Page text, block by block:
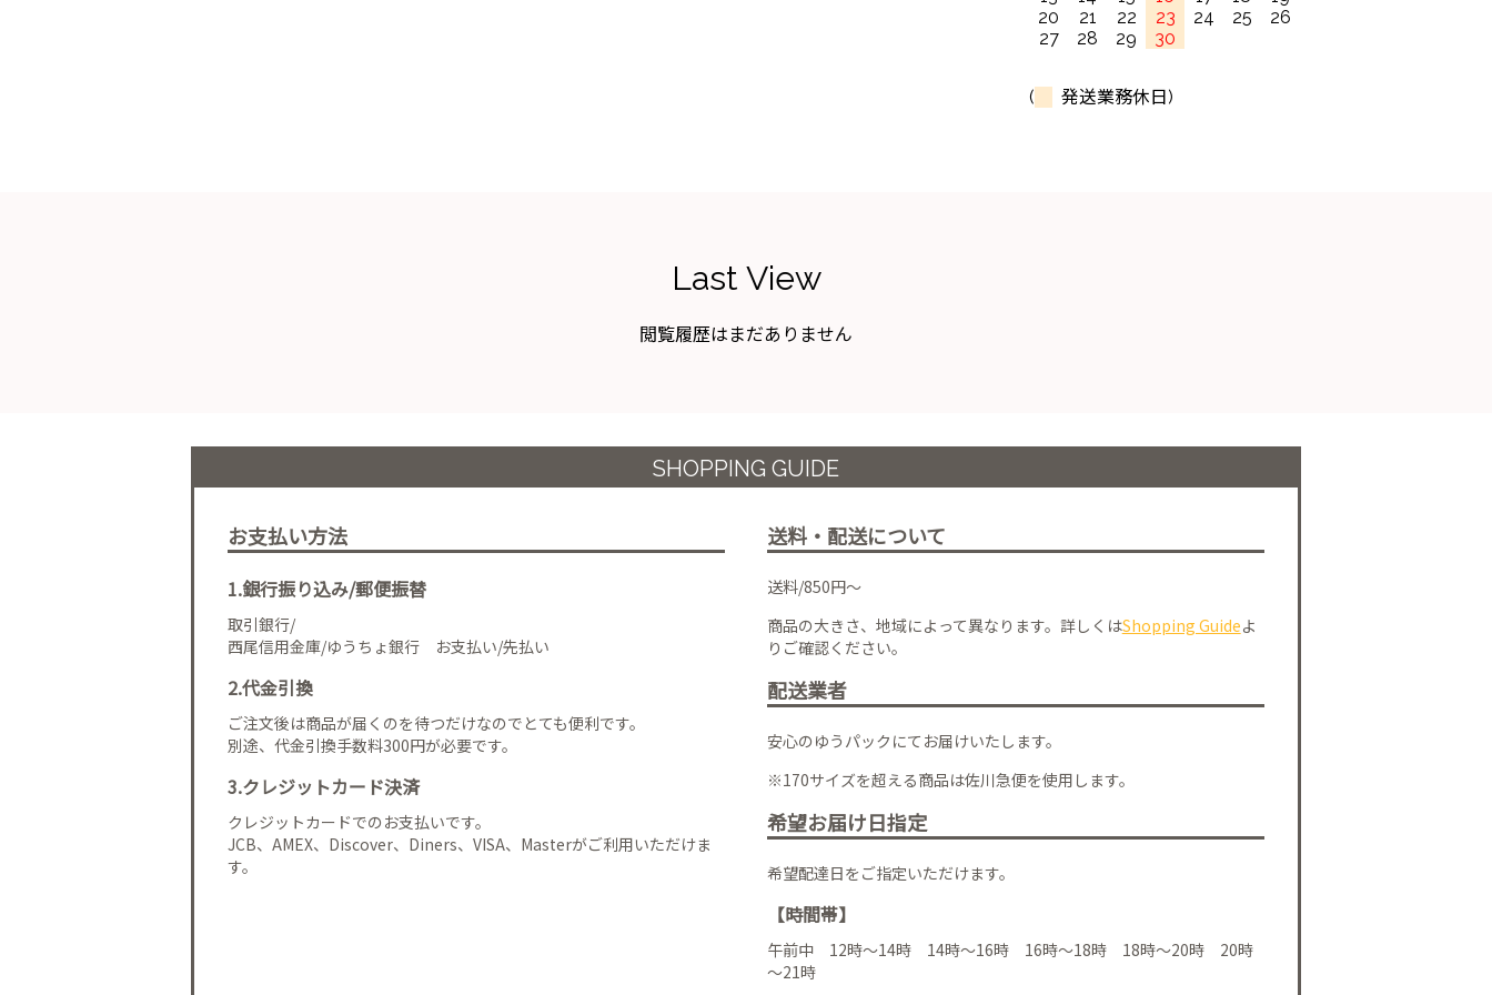
20
21 22 23 24 25
26
27
28 29 30
( 発送業務休日)
Last View
閲覧履歴はまだありません
SHOPPING GUIDE
お支払い方法
1.銀行振り込み/郵便振替
取引銀行/
西尾信用金庫/ゆうちょ銀行 お支払い/先払い
2.代金引換
ご注文後は商品が届くのを待つだけなのでとても便利です。
別途、代金引換手数料300円が必要です。
3.クレジットカード決済
クレジットカードでのお支払いです。
JCB、AMEX、Discover、Diners、VISA、Masterがご利用いただけま
す。
送料・配送について
送料/850円～
商品の大きさ、地域によって異なります。詳しくはShopping Guideよ
りご確認ください。
配送業者
安心のゆうパックにてお届けいたします。
※170サイズを超える商品は佐川急便を使用します。
希望お届け日指定
希望配達日をご指定いただけます。
【時間帯】
午前中 12時～14時 14時～16時 16時～18時 18時～20時 20時
～21時